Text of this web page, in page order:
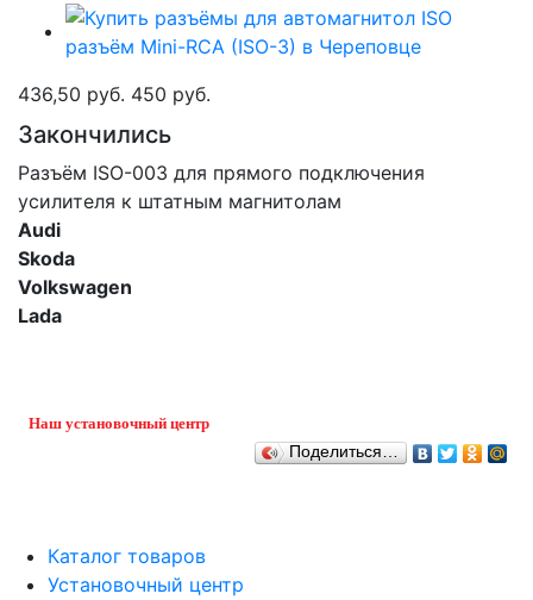
436,50 руб. 450 руб.
Закончились
Разъём ISO-003 для прямого подключения
усилителя к штатным магнитолам
Audi
Skoda
Volkswagen
Lada
Наш установочный центр
Поделиться…
Каталог товаров
Установочный центр